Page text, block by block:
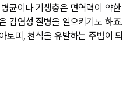
균이나 기생충은 면역력이 약한
감염성 질병을 일으키기도 하죠.
토피, 천식을 유발하는 주범이 되